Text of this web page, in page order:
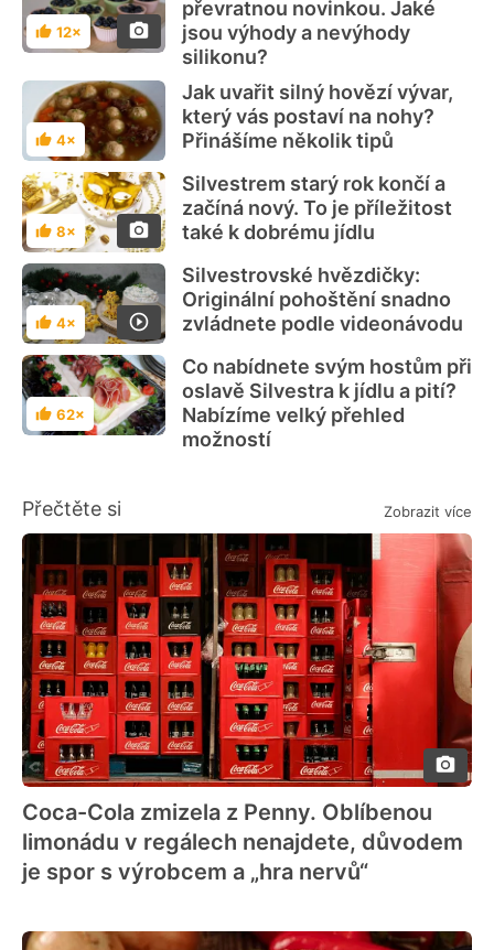
Hodnocení
12×
převratnou novinkou. Jaké
jsou výhody a nevýhody
silikonu?
Hodnocení
4×
Jak uvařit silný hovězí vývar,
který vás postaví na nohy?
Přinášíme několik tipů
Hodnocení
8×
Silvestrem starý rok končí a
začíná nový. To je příležitost
také k dobrému jídlu
Hodnocení
4×
Silvestrovské hvězdičky:
Originální pohoštění snadno
zvládnete podle videonávodu
Hodnocení
62×
Co nabídnete svým hostům při
oslavě Silvestra k jídlu a pití?
Nabízíme velký přehled
možností
Přečtěte si Zobrazit více
Coca-Cola zmizela z Penny. Oblíbenou
limonádu v regálech nenajdete, důvodem
je spor s výrobcem a „hra nervů“